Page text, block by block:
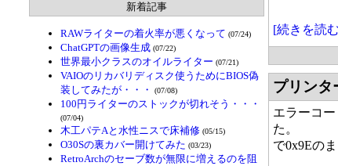
新着記事
RAWライターの着火率が悪くなって (07/24)
ChatGPTの画像生成 (07/22)
世界最小クラスのオイルライター (07/21)
VAIOのリカバリディスク使うためにBIOS偽
装してみたが・・・
(07/08)
100円ライターのストックが切れそう・・・
(07/04)
木工パテAと水性ニスで床補修 (05/15)
O30Sの裏カバー開けてみた (03/23)
RetroArchのセーブ数が無限に増えるのを阻
[続きを読
プリンタ
エラーコ
た。
で0x9Eの